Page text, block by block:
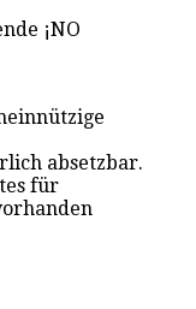
¡NO
absetzbar.
für